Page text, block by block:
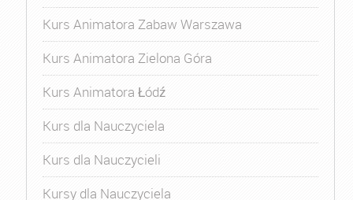
Kurs Animatora Zabaw Warszawa
Kurs Animatora Zielona Góra
Kurs Animatora Łódź
Kurs dla Nauczyciela
Kurs dla Nauczycieli
Kursy dla Nauczyciela